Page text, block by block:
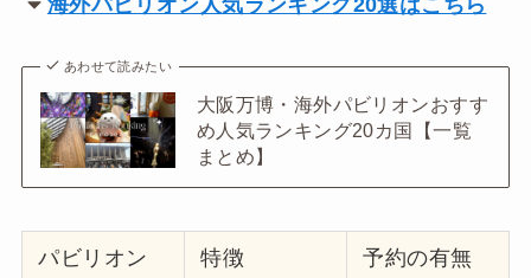
海外パビリオン人気ランキング20選はこちら
あわせて読みたい
大阪万博・海外パビリオンおすす
め人気ランキング20カ国【一覧
まとめ】
パビリオン
特徴 予約の有無